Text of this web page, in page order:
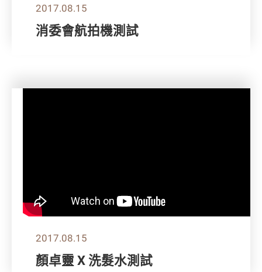
2017.08.15
消委會航拍機測試
2017.08.15
顏卓靈 X 洗髮水測試